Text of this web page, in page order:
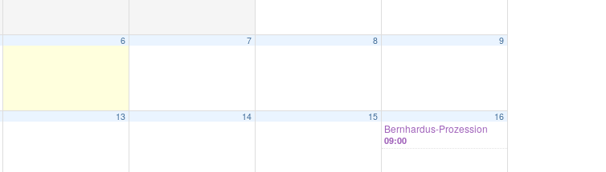
6 7 8 9
13 14 15 16
Bernhardus-Prozession
09:00